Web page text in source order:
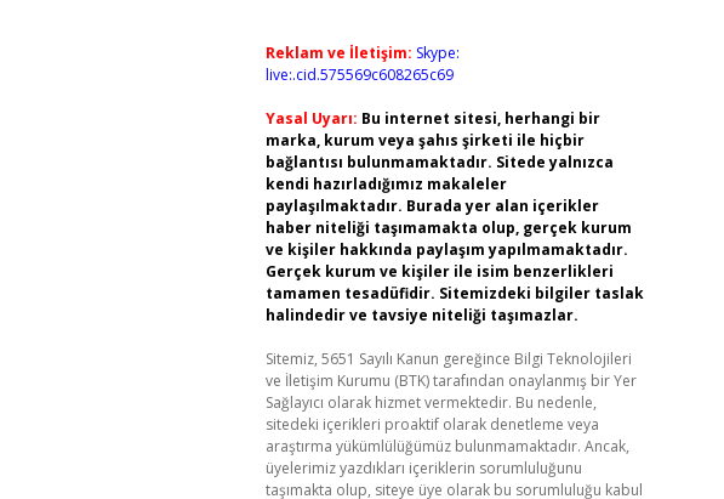
Reklam ve İletişim: Skype:
live:.cid.575569c608265c69
Yasal Uyarı: Bu internet sitesi, herhangi bir
marka, kurum veya şahıs şirketi ile hiçbir
bağlantısı bulunmamaktadır. Sitede yalnızca
kendi hazırladığımız makaleler
paylaşılmaktadır. Burada yer alan içerikler
haber niteliği taşımamakta olup, gerçek kurum
ve kişiler hakkında paylaşım yapılmamaktadır.
Gerçek kurum ve kişiler ile isim benzerlikleri
tamamen tesadüfidir. Sitemizdeki bilgiler taslak
halindedir ve tavsiye niteliği taşımazlar.
Sitemiz, 5651 Sayılı Kanun gereğince Bilgi Teknolojileri
ve İletişim Kurumu (BTK) tarafından onaylanmış bir Yer
Sağlayıcı olarak hizmet vermektedir. Bu nedenle,
sitedeki içerikleri proaktif olarak denetleme veya
araştırma yükümlülüğümüz bulunmamaktadır. Ancak,
üyelerimiz yazdıkları içeriklerin sorumluluğunu
taşımakta olup, siteye üye olarak bu sorumluluğu kabul